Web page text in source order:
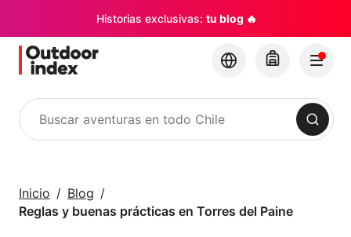
Historias exclusivas: tu blog 🔥
Buscar
Inicio
Blog
Reglas y buenas prácticas en Torres del Paine
rincones con
Outdoor Index